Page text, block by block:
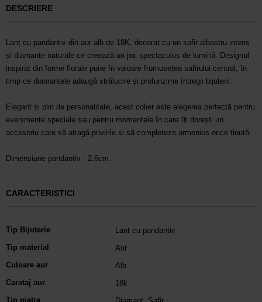
DESCRIERE
Lanț cu pandantiv din aur alb de 18K, decorat cu un safir albastru intens
și diamante naturale ce creează un joc spectaculos de lumină. Designul
inspirat din forme florale pune în valoare frumusețea safirului central, în
timp ce diamantele adaugă strălucire și profunzime întregii bijuterii.
Elegant și plin de personalitate, acest colier este alegerea perfectă pentru
evenimente speciale sau pentru momentele în care îți dorești un
accesoriu care să atragă privirile și să completeze armonios orice ținută.
Dimensiune pandantiv - 2.6cm.
CARACTERISTICI
Tip Bijuterie
Lant cu pandantiv
Tip material
Aur
Culoare aur
Alb
Carataj aur
18k
Tip piatra
Diamant
Safir